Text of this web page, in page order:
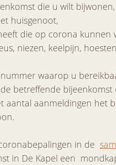
die u wilt bijwonen,
huisgenoot,
die op corona kunnen
niezen, keelpijn,
waarop u
betreffende bijeenkomst
aantal aanmeldingen het
in de
in De Kapel een